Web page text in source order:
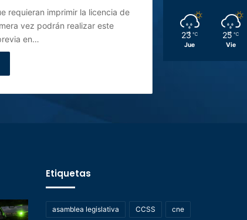
requieran imprimir la licencia de
vez podrán realizar este
en…
23 ℃
Jue
25 ℃
Vie
Etiquetas
asamblea legislativa CCSS cne